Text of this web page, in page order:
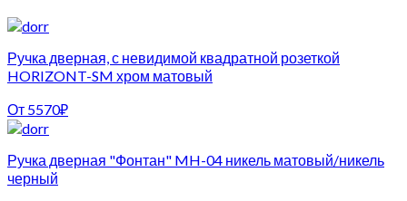
Ручка дверная, с невидимой квадратной розеткой
HORIZONT-SM хром матовый
От 5570₽
Ручка дверная "Фонтан" MH-04 никель матовый/никель
черный